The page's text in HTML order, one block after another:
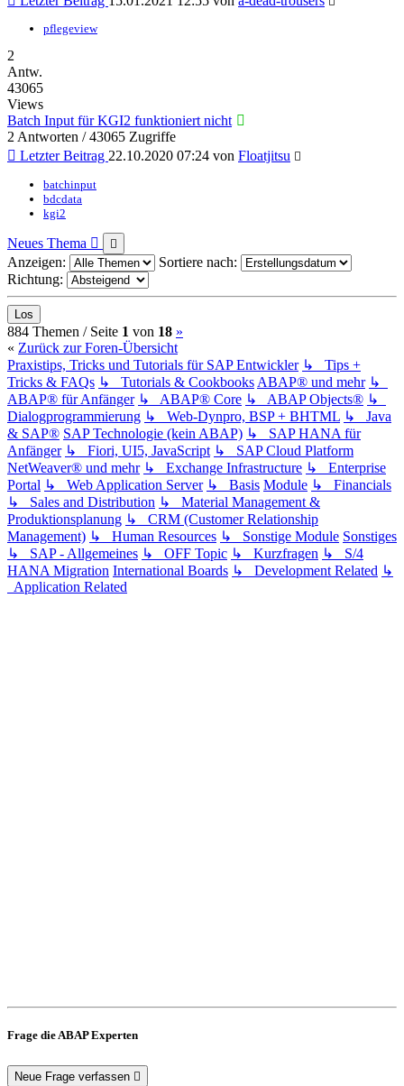
pflegeview
2
Antw.
43065
Views
Batch Input für KGI2 funktioniert nicht
2 Antworten / 43065 Zugriffe
Letzter Beitrag 22.10.2020 07:24 von Floatjitsu
batchinput
bdcdata
kgi2
Neues Thema
Anzeigen:
Sortiere nach:
Richtung:
884 Themen / Seite 1 von 18 (current)
»
« Zurück zur Foren-Übersicht
Praxistips, Tricks und Tutorials für SAP Entwickler ↳ Tips +
Tricks & FAQs ↳ Tutorials & Cookbooks ABAP® und mehr ↳
ABAP® für Anfänger ↳ ABAP® Core ↳ ABAP Objects® ↳
Dialogprogrammierung ↳ Web-Dynpro, BSP + BHTML ↳ Java
& SAP® SAP Technologie (kein ABAP) ↳ SAP HANA für
Anfänger ↳ Fiori, UI5, JavaScript ↳ SAP Cloud Platform
NetWeaver® und mehr ↳ Exchange Infrastructure ↳ Enterprise
Portal ↳ Web Application Server ↳ Basis Module ↳ Financials
↳ Sales and Distribution ↳ Material Management &
Produktionsplanung ↳ CRM (Customer Relationship
Management) ↳ Human Resources ↳ Sonstige Module Sonstiges
↳ SAP - Allgemeines ↳ OFF Topic ↳ Kurzfragen ↳ S/4
HANA Migration International Boards ↳ Development Related ↳
Application Related
Frage die ABAP Experten
Neue Frage verfassen